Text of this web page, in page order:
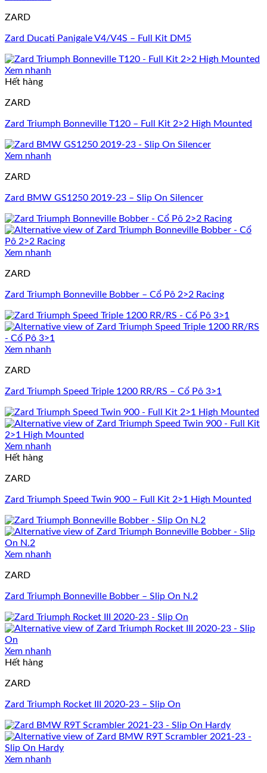
ZARD
Zard Ducati Panigale V4/V4S – Full Kit DM5
Xem nhanh
Hết hàng
ZARD
Zard Triumph Bonneville T120 – Full Kit 2>2 High Mounted
Xem nhanh
ZARD
Zard BMW GS1250 2019-23 – Slip On Silencer
Xem nhanh
ZARD
Zard Triumph Bonneville Bobber – Cổ Pô 2>2 Racing
Xem nhanh
ZARD
Zard Triumph Speed Triple 1200 RR/RS – Cổ Pô 3>1
Xem nhanh
Hết hàng
ZARD
Zard Triumph Speed Twin 900 – Full Kit 2>1 High Mounted
Xem nhanh
ZARD
Zard Triumph Bonneville Bobber – Slip On N.2
Xem nhanh
Hết hàng
ZARD
Zard Triumph Rocket III 2020-23 – Slip On
Xem nhanh